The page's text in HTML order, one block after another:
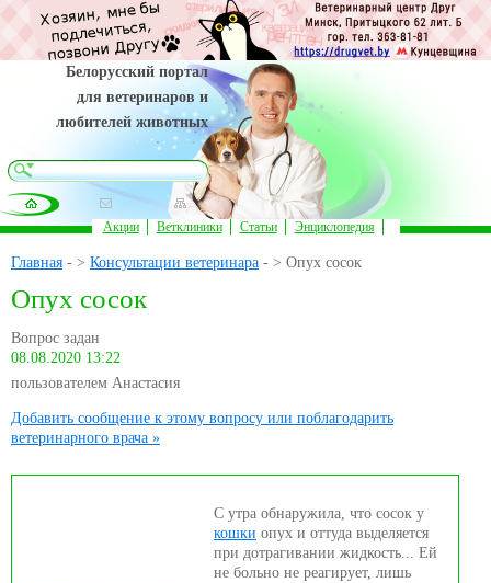
Белорусский портал
для ветеринаров и
любителей животных
Главная - > Консультации ветеринара - > Опух сосок
Опух сосок
Вопрос задан
08.08.2020 13:22
пользователем Анастасия
Добавить сообщение к этому вопросу или поблагодарить
ветеринарного врача »
С утра обнаружила, что сосок у
кошки опух и оттуда выделяется
при дотрагивании жидкость... Ей
не больно не реагирует, лишь
Акции Ветклиники Статьи Энциклопедия